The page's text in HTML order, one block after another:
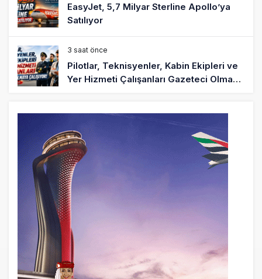
EasyJet, 5,7 Milyar Sterline Apollo’ya
Satılıyor
3 saat önce
Pilotlar, Teknisyenler, Kabin Ekipleri ve
Yer Hizmeti Çalışanları Gazeteci Olmaya
BookingAgora’dan Dubai’ye iki FAM Trip
8 saat önce
AJet Uçuşlarıyla Rus Turist İçin Yeni
Türkiye Rotası
9 saat önce
Airbus Temmuz bilançosunu açıkladı:
204 yeni sipariş